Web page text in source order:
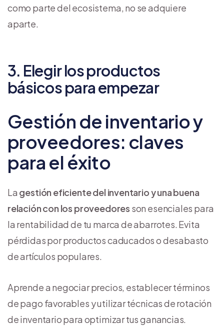
como parte del ecosistema, no se adquiere
aparte.
3. Elegir los productos
básicos para empezar
Gestión de inventario y
proveedores: claves
para el éxito
La gestión eficiente del inventario y una buena
relación con los proveedores son esenciales para
la rentabilidad de tu marca de abarrotes. Evita
pérdidas por productos caducados o desabasto
de artículos populares.
Aprende a negociar precios, establecer términos
de pago favorables y utilizar técnicas de rotación
de inventario para optimizar tus ganancias.